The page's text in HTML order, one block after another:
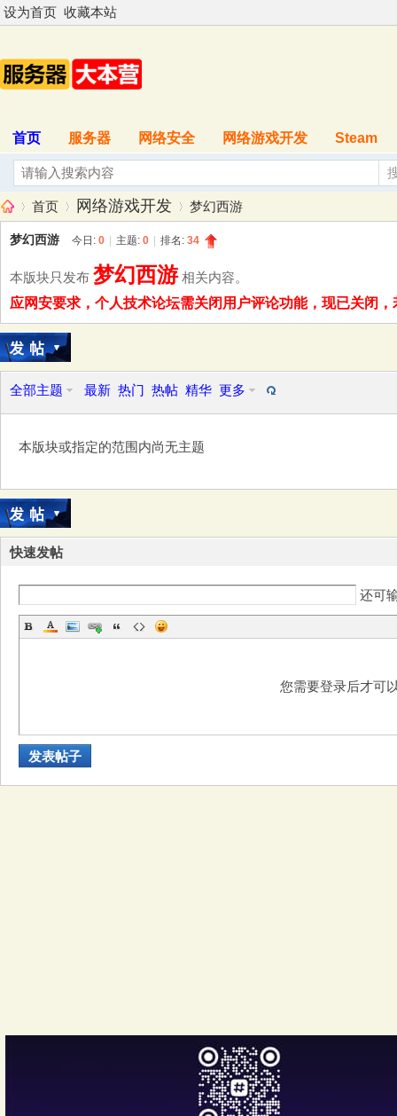
设为首页 收藏本站
首页 服务器 网络安全 网络游戏开发 Steam
服»
首页
›
网络游戏开发
›
梦幻西游
梦幻西游 今日: 0 主题: 0 排名: 34
本版块只发布 梦幻西游相关内容。
应网安要求，个人技术论坛需关闭用户评论功能，现已关闭
全部主题 最新 热门 热帖 精华 更多
本版块或指定的范围内尚无主题
快速发帖
还可
您需要登录后才可
发表帖子